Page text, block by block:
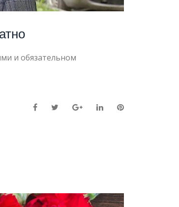
и обязательном
FacebookTwitter Google+LinkedIn